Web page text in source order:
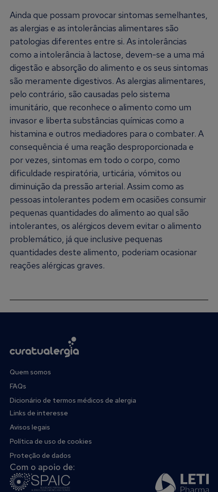
Ainda que possam provocar sintomas semelhantes,
as alergias e as intolerâncias alimentares são
patologias diferentes entre si. As intolerâncias
como a intolerância à lactose, devem-se a uma má
digestão e absorção do alimento e os seus sintomas
são meramente digestivos. As alergias alimentares,
pelo contrário, são causadas pelo sistema
imunitário, que reconhece o alimento como um
invasor e liberta substâncias químicas como a
histamina e outros mediadores para o combater. A
consequência é uma reação desproporcionada e
por vezes, sintomas em todo o corpo, como
dificuldade respiratória, urticária, vómitos ou
diminuição da pressão arterial. Assim como as
pessoas intolerantes podem em ocasiões consumir
pequenas quantidades do alimento ao qual são
intolerantes, os alérgicos devem evitar o alimento
problemático, já que inclusive pequenas
quantidades deste alimento, poderiam ocasionar
reações alérgicas graves.
Quem somos
FAQs
Dicionário de termos médicos de alergia
Links de interesse
Avisos legais
Política de uso de cookies
Proteção de dados
Com o apoio de: